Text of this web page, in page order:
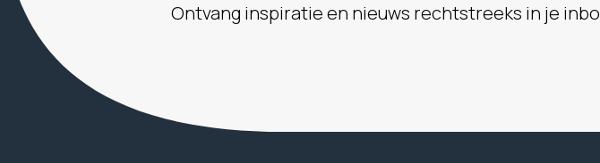
Ontvang inspiratie en nieuws rechtstreeks in je